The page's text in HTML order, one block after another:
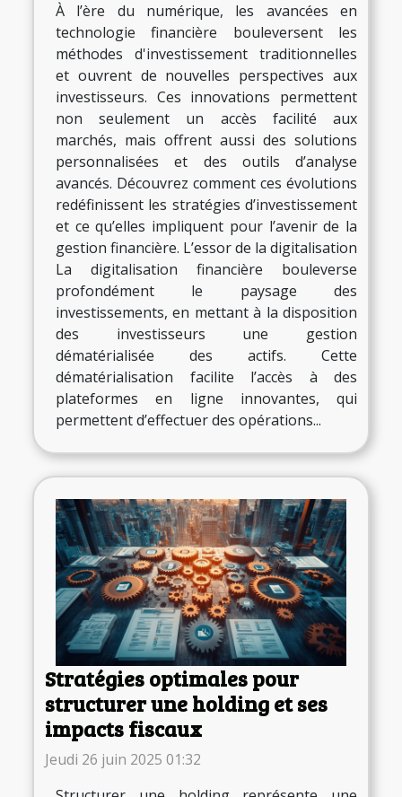
À l’ère du numérique, les avancées en
technologie financière bouleversent les
méthodes d'investissement traditionnelles
et ouvrent de nouvelles perspectives aux
investisseurs. Ces innovations permettent
non seulement un accès facilité aux
marchés, mais offrent aussi des solutions
personnalisées et des outils d’analyse
avancés. Découvrez comment ces évolutions
redéfinissent les stratégies d’investissement
et ce qu’elles impliquent pour l’avenir de la
gestion financière. L’essor de la digitalisation
La digitalisation financière bouleverse
profondément le paysage des
investissements, en mettant à la disposition
des investisseurs une gestion
dématérialisée des actifs. Cette
dématérialisation facilite l’accès à des
plateformes en ligne innovantes, qui
permettent d’effectuer des opérations...
Stratégies optimales pour
structurer une holding et ses
impacts fiscaux
Jeudi 26 juin 2025 01:32